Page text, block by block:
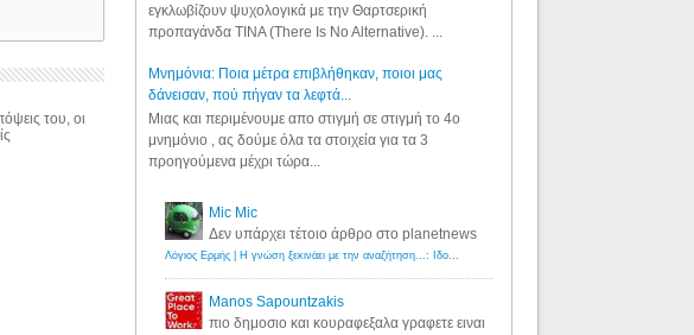
του, οι
εγκλωβίζουν ψυχολογικά με την Θαρτσερική
προπαγάνδα TINA (There Is No Alternative). ...
Μνημόνια: Ποια μέτρα επιβλήθηκαν, ποιοι μας
δάνεισαν, πού πήγαν τα λεφτά...
Μιας και περιμένουμε απο στιγμή σε στιγμή το 4ο
μνημόνιο , ας δούμε όλα τα στοιχεία για τα 3
προηγούμενα μέχρι τώρα...
Mic Mic
Δεν υπάρχει τέτοιο άρθρο στο planetnews
Λόγιος Ερμής | Η γνώση ξεκινάει με την αναζήτηση...: Ιδού οι 18 που χρωστούν 11 δις ευρώ!
Manos Sapountzakis
πιο δημοσιο και κουραφεξαλα γραφετε ειναι